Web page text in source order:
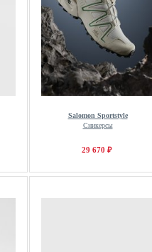
Salomon Sportstyle
Сникерсы
29 670 ₽